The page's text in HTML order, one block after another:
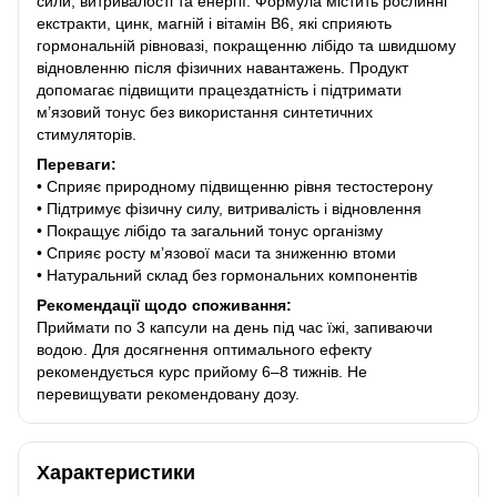
екстракти, цинк, магній і вітамін B6, які сприяють
гормональній рівновазі, покращенню лібідо та швидшому
відновленню після фізичних навантажень. Продукт
допомагає підвищити працездатність і підтримати
м’язовий тонус без використання синтетичних
стимуляторів.
Переваги:
• Сприяє природному підвищенню рівня тестостерону
• Підтримує фізичну силу, витривалість і відновлення
• Покращує лібідо та загальний тонус організму
• Сприяє росту м’язової маси та зниженню втоми
• Натуральний склад без гормональних компонентів
Рекомендації щодо споживання:
Приймати по 3 капсули на день під час їжі, запиваючи
водою. Для досягнення оптимального ефекту
рекомендується курс прийому 6–8 тижнів. Не
перевищувати рекомендовану дозу.
Характеристики